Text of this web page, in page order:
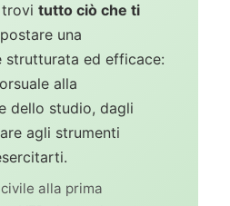
tutto ciò che ti
una
strutturata ed efficace:
alla
dello studio, dagli
agli strumenti
alla prima